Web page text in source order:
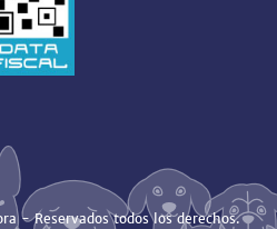
- Reservados todos los derechos.